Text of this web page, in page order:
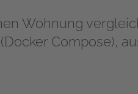
Wohnung
Compose),